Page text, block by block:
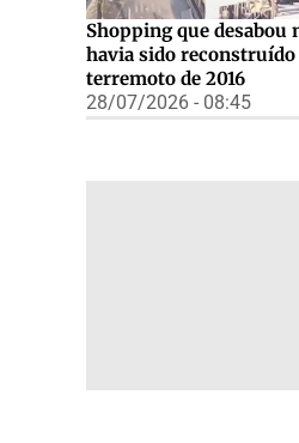
Shopping que desabou
havia sido reconstruído
terremoto de 2016
28/07/2026 - 08:45